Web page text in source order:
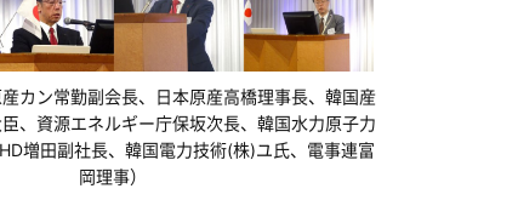
産カン常勤副会長、日本原産高橋理事長、韓国産
、資源エネルギー庁保坂次長、韓国水力原子力
増田副社長、韓国電力技術(株)ユ氏、電事連富
岡理事）